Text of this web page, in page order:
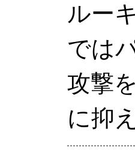
ルー
では
攻撃
に抑